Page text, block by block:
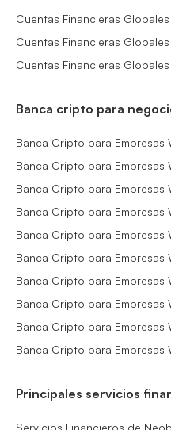
Cuentas Financieras Globales
Cuentas Financieras
Cuentas Financieras
Banca cripto para
Banca Cripto para Empresas
Banca Cripto para Empresas
Banca Cripto para Empresas
Banca Cripto para Empresas
Banca Cripto para Empresas
Banca Cripto para Empresas
Banca Cripto para Empresas
Banca Cripto para Empresas
Banca Cripto para Empresas
Banca Cripto para Empresas
Principales servicios